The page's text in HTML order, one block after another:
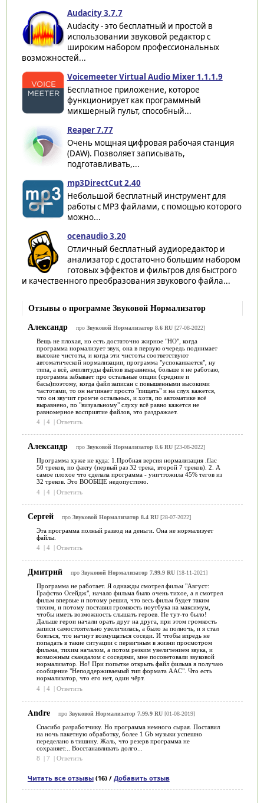
Audacity 3.7.7
Audacity - это бесплатный и простой в
использовании звуковой редактор с
широким набором профессиональных
возможностей...
Voicemeeter Virtual Audio Mixer 1.1.1.9
Бесплатное приложение, которое
функционирует как программный
микшерный пульт, способный...
Reaper 7.77
Очень мощная цифровая рабочая станция
(DAW). Позволяет записывать,
подготавливать,...
mp3DirectCut 2.40
Небольшой бесплатный инструмент для
работы с MP3 файлами, с помощью которого
можно...
ocenaudio 3.20
Отличный бесплатный аудиоредактор и
анализатор с достаточно большим набором
готовых эффектов и фильтров для быстрого
и качественного преобразования звукового файла...
Отзывы о программе Звуковой Нормализатор
Александр
про Звуковой Нормализатор 8.6 RU[27-08-2022]
Вещь не плохая, но есть достаточно жирное "НО", когда
программа нормализует звук, она в первую очередь поднимает
высокие чистоты, и когда эти чистоты соответствуют
автоматической нормализации, программа "успокаивается", ну
типа, а всё, амплитуды файлов выравнены, больше я не работаю,
программа забывает про остальные опции (средние и
басы)поэтому, когда файл записан с повышенными высокими
частотами, то он начинает просто "пищать" и на слух кажется,
что он звучит громче остальных, и хотя, по автоматике всё
выравнено, по "визуальному" слуху всё равно кажется не
равномерное восприятие файлов, это раздражает.
4
4 Ответить
Александр про Звуковой Нормализатор 8.6 RU[23-08-2022]
Программа хуже не куда: 1.Пробная версия нормализация .flac
50 треков, по факту (первый раз 32 трека, второй 7 треков). 2. А
самое плохое что сделала программа - уничтожила 45% тегов из
32 треков. Это ВООБЩЕ недопустимо.
4 | 4 | Ответить
Сергей про Звуковой Нормализатор 8.4 RU[28-07-2022]
Эта программа полный развод на деньги. Она не нормализует
файлы.
4
4 Ответить
Дмитрий про Звуковой Нормализатор 7.99.9 RU[18-11-2021]
Программа не работает. Я однажды смотрел фильм "Август:
Графство Осейдж", начало фильма было очень тихое, а я смотрел
фильм впервые и потому решил, что весь фильм будет таким
тихим, и потому поставил громкость ноутбука на максимум,
чтобы иметь возможность слышать героев. Не тут-то было!
Дальше герои начали орать друг на друга, при этом громкость
записи самостоятельно увеличилась, а было за полночь, и я стал
бояться, что начнут возмущаться соседи. И чтобы впредь не
попадать в такие ситуации с первичным в жизни просмотром
фильма, тихим началом, а потом резким увеличением звука, и
возможным скандалом с соседями, мне посоветовали звуковой
нормализатор. Но! При попытке открыть файл фильма я получаю
сообщение "Неподдерживаемый тип формата AAС". Что есть
нормализатор, что его нет, один чёрт.
4 | 4 | Ответить
Andre про Звуковой Нормализатор 7.99.9 RU[01-08-2019]
Спасибо разработчику. Но программа немного сырая. Поставил
на ночь пакетную обработку, более 1 Gb музыки успешно
переделано в тишину. Жаль, что резерв программа не
сохраняет... Восстанавливать долго...
8
7 Ответить
Читать все отзывы(16) / Добавить отзыв